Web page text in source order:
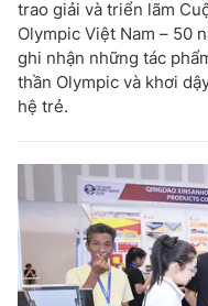
trao giải và triển lãm
Olympic Việt Nam – 50
ghi nhận những tác
thần Olympic và khơi
hệ trẻ.